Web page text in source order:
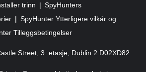
trinn
SpyHunters
SpyHunter Ytterligere vilkår og
Tilleggsbetingelser
Street, 3. etasje, Dublin 2 D02XD82